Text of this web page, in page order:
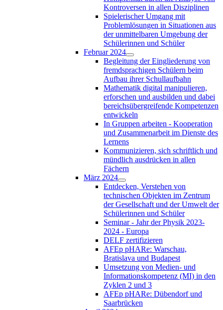
Kontroversen in allen Disziplinen
Spielerischer Umgang mit
Problemlösungen in Situationen aus
der unmittelbaren Umgebung der
Schülerinnen und Schüler
Februar 2024
Begleitung der Eingliederung von
fremdsprachigen Schülern beim
Aufbau ihrer Schullaufbahn
Mathematik digital manipulieren,
erforschen und ausbilden und dabei
bereichsübergreifende Kompetenzen
entwickeln
In Gruppen arbeiten - Kooperation
und Zusammenarbeit im Dienste des
Lernens
Kommunizieren, sich schriftlich und
mündlich ausdrücken in allen
Fächern
März 2024
Entdecken, Verstehen von
technischen Objekten im Zentrum
der Gesellschaft und der Umwelt der
Schülerinnen und Schüler
Seminar - Jahr der Physik 2023-
2024 - Europa
DELF zertifizieren
AFEp pHARe: Warschau,
Bratislava und Budapest
Umsetzung von Medien- und
Informationskompetenz (MI) in den
Zyklen 2 und 3
AFEp pHARe: Dübendorf und
Saarbrücken